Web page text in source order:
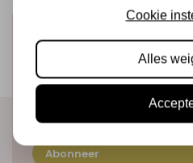
Ontvang als eerste onze
direct in je mailbox!
Abonneer
Cookie
Alles